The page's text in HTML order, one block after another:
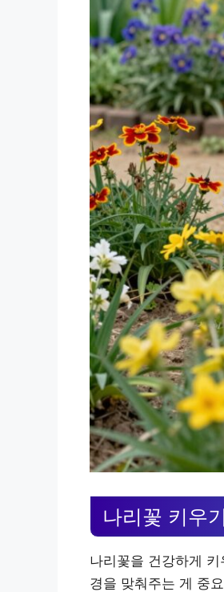
나리꽃 키우
나리꽃을 건강하게
경을 맞춰주는 게 중